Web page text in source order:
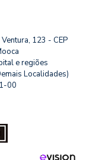
123 - CEP
e regiões
Localidades)
00